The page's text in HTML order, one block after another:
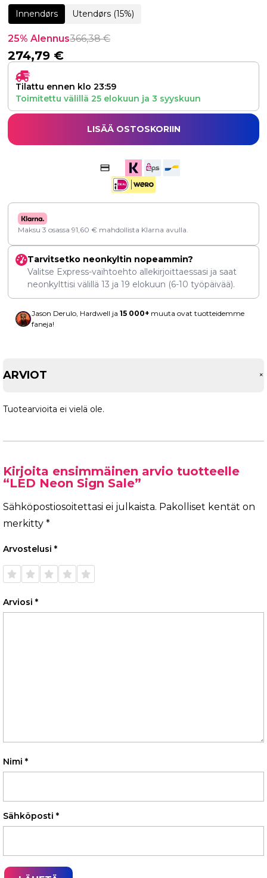
Innendørs Utendørs (15%)
25% Alennus366,38€
274,79 €
Tilattu ennen klo 23:59
Toimitettu välillä 25 elokuun ja 3 syyskuun
LISÄÄ OSTOSKORIIN
Maksu 3 osassa 91,60 € mahdollista Klarna avulla.
Tarvitsetko neonkyltin nopeammin?
Valitse Express-vaihtoehto allekirjoittaessasi ja saat
neonkylttisi välillä 13 ja 19 elokuun (6-10 työpäivää).
Jason Derulo, Hardwell ja 15 000+ muuta ovat tuotteidemme
faneja!
ARVIOT +
Tuotearvioita ei vielä ole.
Kirjoita ensimmäinen arvio tuotteelle
“LED Neon Sign Sale”
Sähköpostiosoitettasi ei julkaista. Pakolliset kentät on
merkitty *
Arvostelusi *
1/5
tähteä
2/5
tähteä
3/5
tähteä
4/5
tähteä
5/5
tähteä
Arviosi *
Nimi *
Sähköposti *